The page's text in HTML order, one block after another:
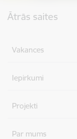
Ātrās saites
Vakances
Iepirkumi
Projekti
Par mums